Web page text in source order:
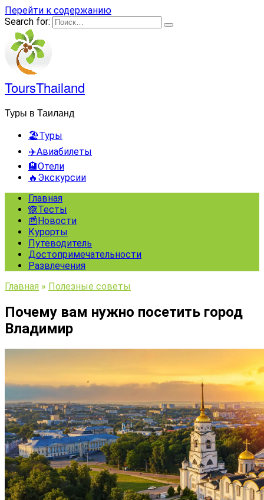
Перейти к содержанию
Search for:
ToursThailand
Туры в Таиланд
🏖️Туры
✈️Авиабилеты
🏨Отели
🔥Экскурсии
Главная
🙈Тесты
📰Новости
Курорты
Путеводитель
Достопримечательности
Развлечения
Главная » Полезные советы
Почему вам нужно посетить город
Владимир